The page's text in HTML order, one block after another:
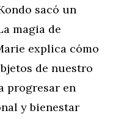
sacó un
magia de
explica cómo
de nuestro
progresar en
y bienestar